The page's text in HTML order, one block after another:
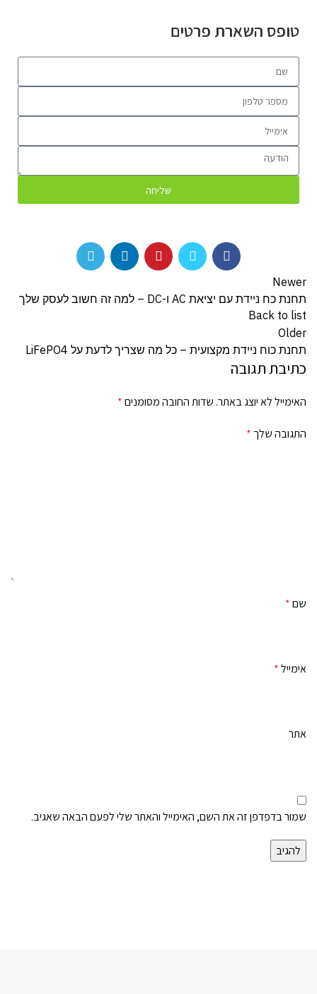
טופס השארת פרטים
שליחה
Newer
תחנת כח ניידת עם יציאת AC ו-DC – למה זה חשוב לעסק שלך
Back to list
Older
תחנת כוח ניידת מקצועית – כל מה שצריך לדעת על LiFePO4
כתיבת תגובה
האימייל לא יוצג באתר. שדות החובה מסומנים*
התגובה שלך *
שם*
אימייל*
אתר
שמור בדפדפן זה את השם, האימייל והאתר שלי לפעם הבאה שאגיב.